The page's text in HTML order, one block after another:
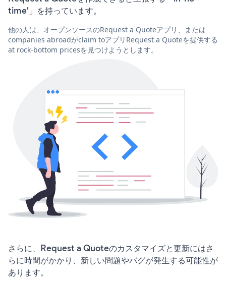
time'」を持っています。
他の人は、オープンソースのRequest a Quoteアプリ、または
companies abroadがclaim toアプリRequest a Quoteを提供する
at rock-bottom pricesを見つけようとします。
さらに、Request a Quoteのカスタマイズと更新にはさ
らに時間がかかり、新しい問題やバグが発生する可能性が
あります。